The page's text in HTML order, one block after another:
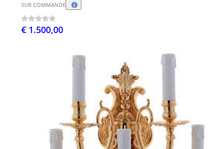
SUR COMMANDE
€ 1.500,00